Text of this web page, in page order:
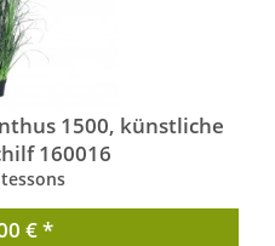
1500, künstliche
160016
€ *